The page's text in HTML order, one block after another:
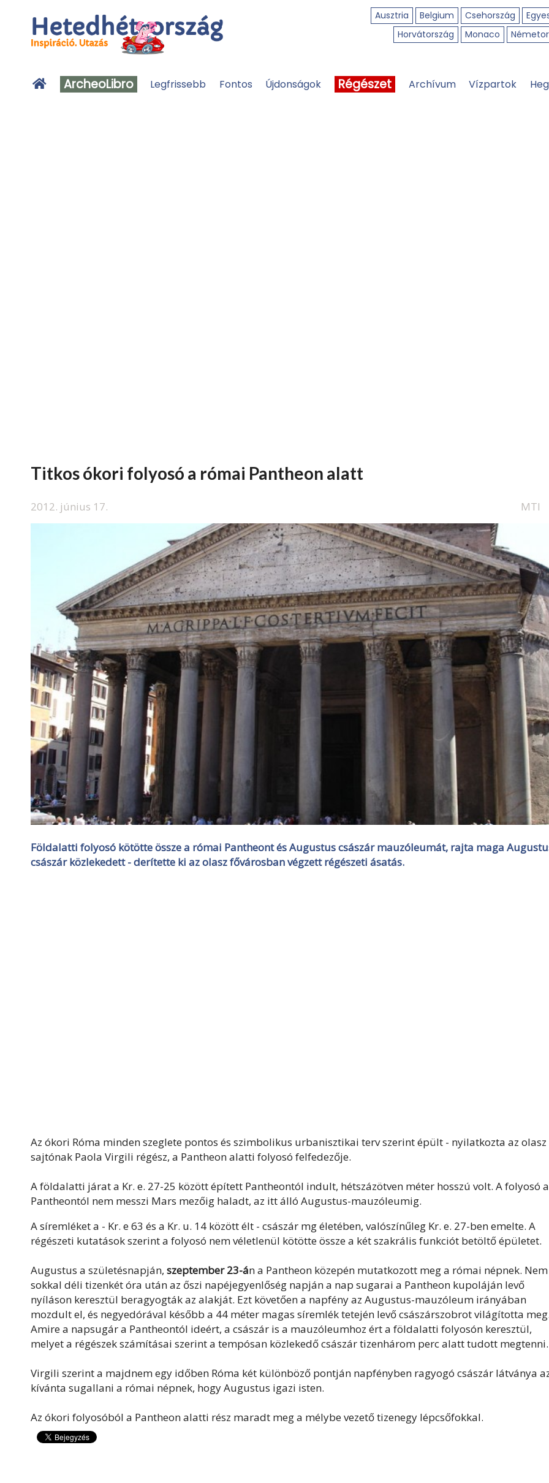
Ausztria Belgium Csehország
Horvátország
Monaco
ArcheoLibro Legfrissebb Fontos Újdonságok Régészet Archívum Vízpartok
Titkos ókori folyosó a római Pantheon alatt
2012. június 17. MTI
Földalatti folyosó kötötte össze a római Pantheont és Augustus császár mauzóleumát, rajta maga
császár közlekedett - derítette ki az olasz fővárosban végzett régészeti ásatás.
Az ókori Róma minden szeglete pontos és szimbolikus urbanisztikai terv szerint épült - nyilatkozta az olasz
sajtónak Paola Virgili régész, a Pantheon alatti folyosó felfedezője.
A földalatti járat a Kr. e. 27-25 között épített Pantheontól indult, hétszázötven méter hosszú volt. A folyosó a
Pantheontól nem messzi Mars mezőig haladt, az itt álló Augustus-mauzóleumig.
A síremléket a - Kr. e 63 és a Kr. u. 14 között élt - császár mg életében, valószínűleg Kr. e. 27-ben emelte. A
régészeti kutatások szerint a folyosó nem véletlenül kötötte össze a két szakrális funkciót betöltő épületet.
Augustus a születésnapján, szeptember 23-án a Pantheon közepén mutatkozott meg a római népnek. Nem
sokkal déli tizenkét óra után az őszi napéjegyenlőség napján a nap sugarai a Pantheon kupoláján levő
nyíláson keresztül beragyogták az alakját. Ezt követően a napfény az Augustus-mauzóleum irányában
mozdult el, és negyedórával később a 44 méter magas síremlék tetején levő császárszobrot világította
Amire a napsugár a Pantheontól ideért, a császár is a mauzóleumhoz ért a földalatti folyosón keresztül,
melyet a régészek számításai szerint a tempósan közlekedő császár tizenhárom perc alatt tudott megtenni.
Virgili szerint a majdnem egy időben Róma két különböző pontján napfényben ragyogó császár látványa
kívánta sugallani a római népnek, hogy Augustus igazi isten.
Az ókori folyosóból a Pantheon alatti rész maradt meg a mélybe vezető tizenegy lépcsőfokkal.